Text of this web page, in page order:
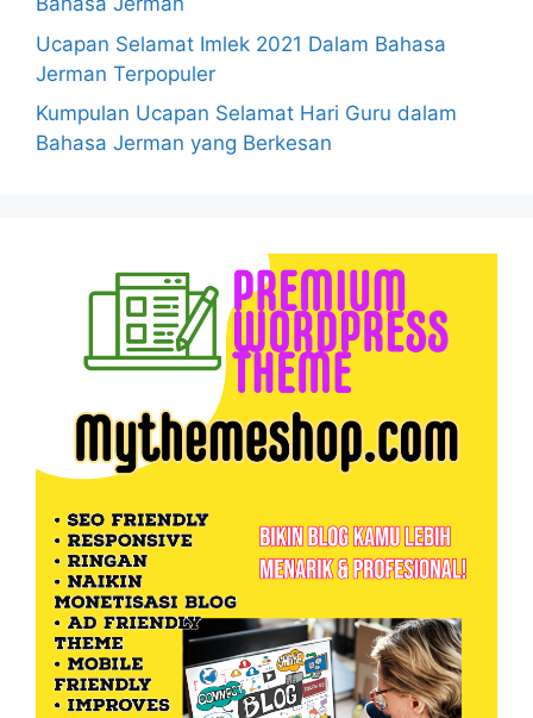
Ucapan Selamat Imlek 2021 Dalam Bahasa
Jerman Terpopuler
Kumpulan Ucapan Selamat Hari Guru dalam
Bahasa Jerman yang Berkesan